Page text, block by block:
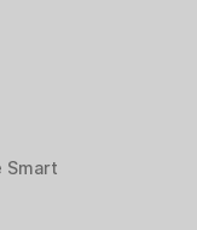
Smart